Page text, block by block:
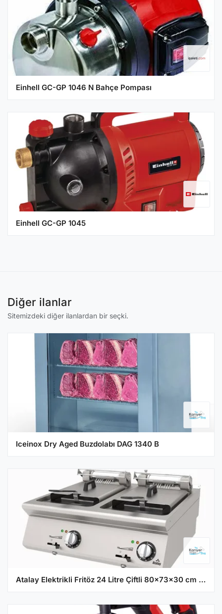
Einhell GC-GP 1046 N Bahçe Pompası
Einhell GC-GP 1045
Diğer ilanlar
Sitemizdeki diğer ilanlardan bir seçki.
Iceinox Dry Aged Buzdolabı DAG 1340 B
Atalay Elektrikli Fritöz 24 Litre Çiftli 80x73x30 cm AEF-873